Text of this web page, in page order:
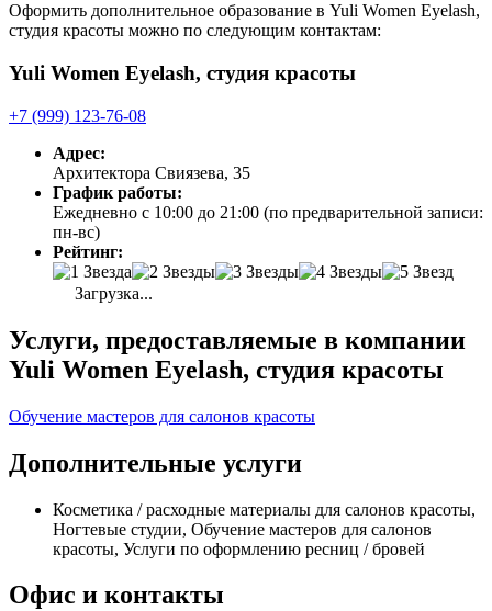
Оформить дополнительное образование в Yuli Women Eyelash,
студия красоты можно по следующим контактам:
Yuli Women Eyelash, студия красоты
+7 (999) 123-76-08
Адрес:
Архитектора Свиязева, 35
График работы:
Ежедневно с 10:00 до 21:00 (по предварительной записи:
пн-вс)
Рейтинг:
Загрузка...
Услуги, предоставляемые в компании
Yuli Women Eyelash, студия красоты
Обучение мастеров для салонов красоты
Дополнительные услуги
Косметика / расходные материалы для салонов красоты,
Ногтевые студии, Обучение мастеров для салонов
красоты, Услуги по оформлению ресниц / бровей
Офис и контакты